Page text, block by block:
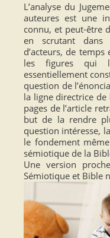
L’analyse du
auteures est une
connu, et peut-être
en scrutant dans
d’acteurs, de
les figures qui
essentiellement
question de
la ligne directrice de
pages de l’article
but de la rendre
question intéresse,
le fondement
sémiotique de la
Une version
Sémiotique et Bible